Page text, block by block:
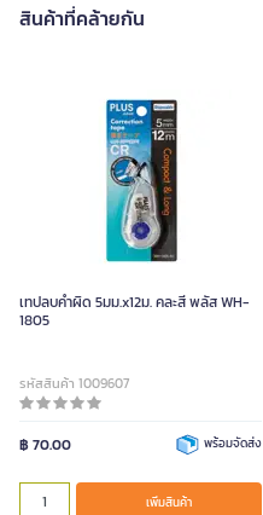
สินค้าที่คล้ายกัน
เทปลบคำผิด 5มม.x12ม. คละสี พลัส WH-
1805
รหัสสินค้า 1009607
฿ 70.00 พร้อมจัดส่ง
เพิ่มสินค้า